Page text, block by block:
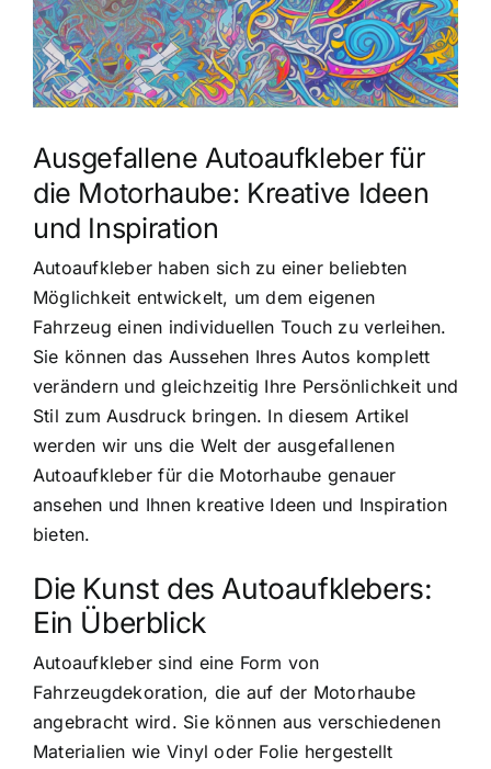
Ausgefallene Autoaufkleber für
die Motorhaube: Kreative Ideen
und Inspiration
Autoaufkleber haben sich zu einer beliebten
Möglichkeit entwickelt, um dem eigenen
Fahrzeug einen individuellen Touch zu verleihen.
Sie können das Aussehen Ihres Autos komplett
verändern und gleichzeitig Ihre Persönlichkeit und
Stil zum Ausdruck bringen. In diesem Artikel
werden wir uns die Welt der ausgefallenen
Autoaufkleber für die Motorhaube genauer
ansehen und Ihnen kreative Ideen und Inspiration
bieten.
Die Kunst des Autoaufklebers:
Ein Überblick
Autoaufkleber sind eine Form von
Fahrzeugdekoration, die auf der Motorhaube
angebracht wird. Sie können aus verschiedenen
Materialien wie Vinyl oder Folie hergestellt